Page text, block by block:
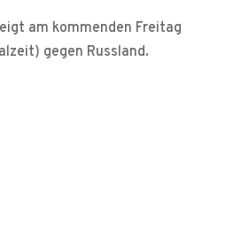
am kommenden Freitag
gegen Russland.